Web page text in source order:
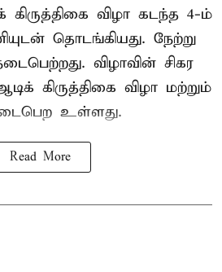
கிருத்திகை விழா கடந்த 4-ம்
தொடங்கியது. நேற்று
விழாவின் சிகர
கிருத்திகை விழா மற்றும்
உள்ளது.
Read More